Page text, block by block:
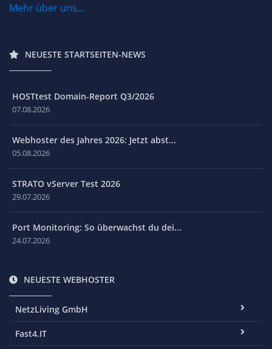
Mehr über uns...
NEUESTE STARTSEITEN-NEWS
HOSTtest Domain-Report Q3/2026
07.08.2026
Webhoster des Jahres 2026: Jetzt abst...
05.08.2026
STRATO vServer Test 2026
29.07.2026
Port Monitoring: So überwachst du dei...
24.07.2026
NEUESTE WEBHOSTER
NetzLiving GmbH
Fast4.IT